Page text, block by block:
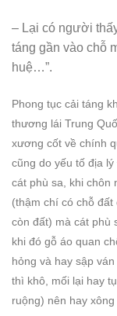
– Lại có người
táng gần vào chỗ
huệ…”.
Phong tục cải táng
thương lái Trung
xương cốt về chính
cũng do yếu tố địa
cát phù sa, khi chôn
(thậm chí có chỗ
còn đất) mà cát phù
khi đó gỗ áo quan
hỏng và hay sập
thì khô, mối lại hay
ruộng) nên hay xông